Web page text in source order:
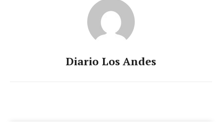
Diario Los Andes